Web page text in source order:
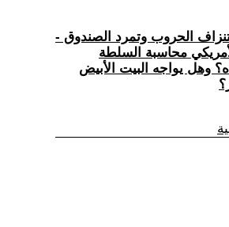
الحروب وتمرد الصندوق -
محاسبة السلطة
وهل يواجه البيت الأبيض